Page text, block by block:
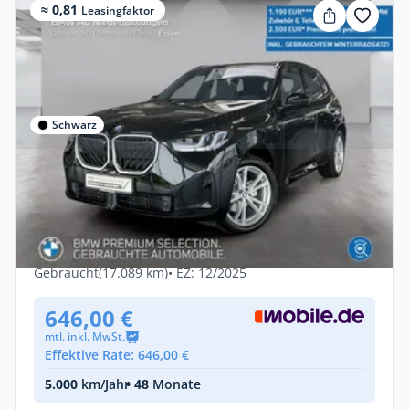
≈ 0,81 Leasingfaktor
Schwarz
Privat & Gewerbe
BMW X3 xDrive30e Leasing ab 645,03€¹ M
Sport AHK
Hybrid •Automatik •299 PS (220 kW)
Gebraucht(17.089 km)• EZ: 12/2025
646,00 €
mtl. inkl. MwSt.
Effektive Rate: 646,00 €
5.000 km/Jahr• 48 Monate